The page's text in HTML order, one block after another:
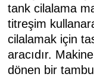
tank cilalama
titreşim
cilalamak için
aracıdır.
dönen bir